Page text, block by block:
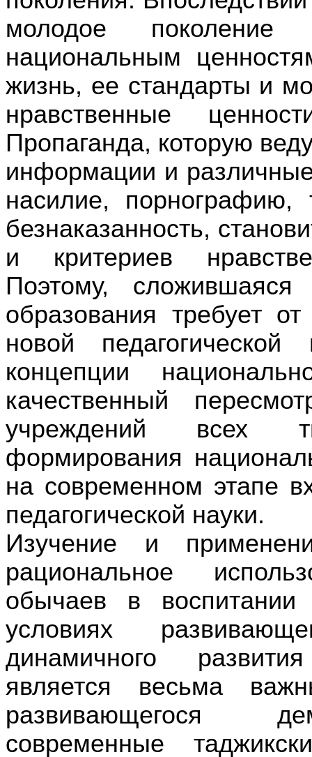
молодое поколение
национальным
жизнь, ее стандарты и
нравственные
Пропаганда, которую
информации и
насилие,
безнаказанность,
и критериев
Поэтому,
образования требует
новой педагогической
концепции
качественный
учреждений всех
формирования
на современном этапе
педагогической науки.
Изучение и
рациональное
обычаев в воспитании
условиях
динамичного
является весьма
развивающегося
современные